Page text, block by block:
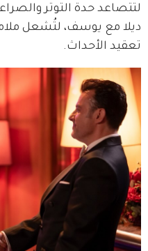
لتتصاعد حدة التوتر
ديلا مع يوسف، لتُشعل
تعقيد الأحداث.